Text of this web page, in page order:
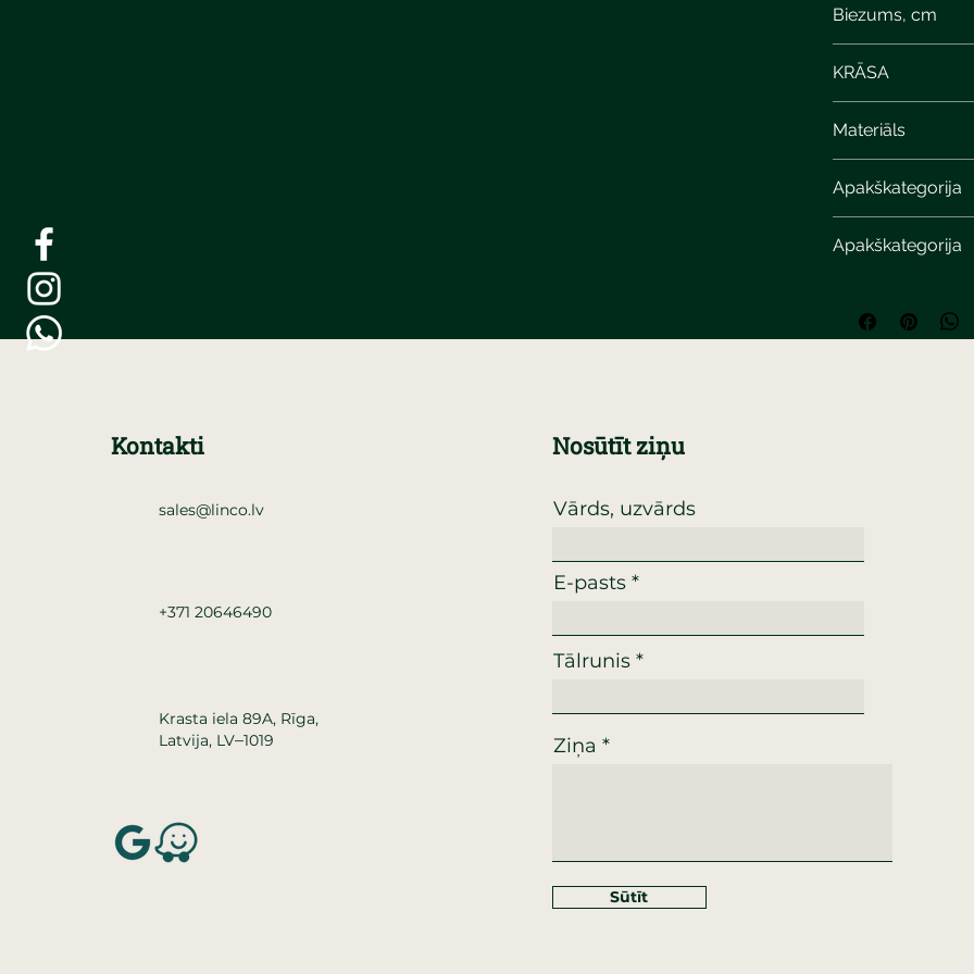
Biezums, cm
KRĀSA
Materiāls
Apakškategorija
Apakškategorija
Kontakti
sales@linco.lv
+371 20646490
Krasta iela 89A, Rīga,
Latvija, LV–1019
Nosūtīt ziņu
Vārds, uzvārds
E-pasts
Tālrunis
Ziņa
Sūtīt